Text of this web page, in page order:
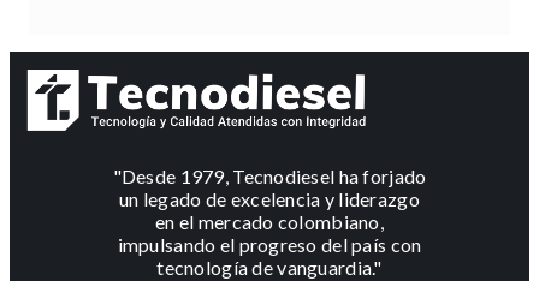
"Desde 1979, Tecnodiesel ha forjado
un legado de excelencia y liderazgo
en el mercado colombiano,
impulsando el progreso del país con
tecnología de vanguardia."